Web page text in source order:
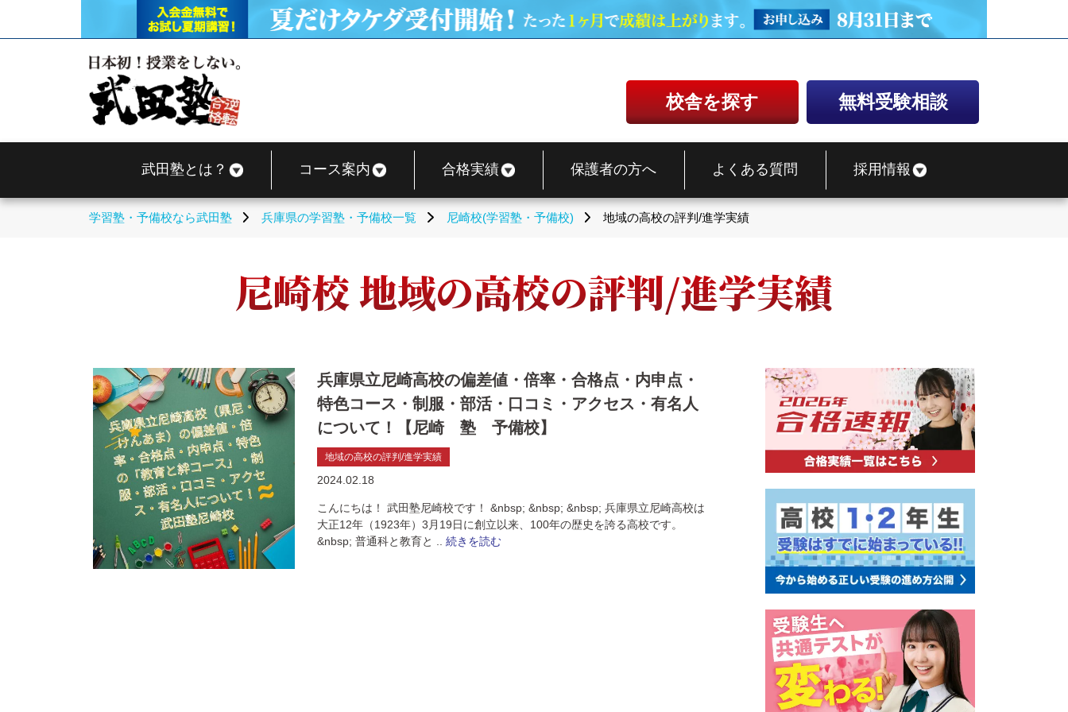
校舎を探す 無料受験相談
武田塾とは？ コース案内 合格実績 保護者の方へ よくある質問 採用情報
学習塾・予備校なら武田塾 兵庫県の学習塾・予備校一覧 尼崎校(学習塾・予備校) 地域の高校の評判/進学実績
尼崎校 地域の高校の評判/進学実績
兵庫県立尼崎高校の偏差値・倍率・合格点・内申点・
特色コース・制服・部活・口コミ・アクセス・有名人
について！【尼崎 塾 予備校】
2024.02.18
地域の高校の評判/進学実績
こんにちは！ 武田塾尼崎校です！ &nbsp; &nbsp; &nbsp; 兵庫県立尼崎高校は
大正12年（1923年）3月19日に創立以来、100年の歴史を誇る高校です。
&nbsp; 普通科と教育と .. 続きを読む